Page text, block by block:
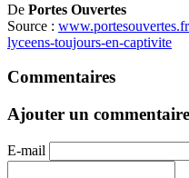
De Portes Ouvertes
Source :
lyceens-toujours-en-captivite
Commentaires
Ajouter un commentaire
E-mail